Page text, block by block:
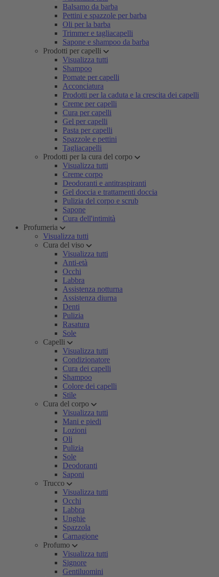
Balsamo da barba
Pettini e spazzole per barba
Oli per la barba
Trimmer e tagliacapelli
Sapone e shampoo da barba
Prodotti per capelli
Visualizza tutti
Shampoo
Pomate per capelli
Acconciatura
Prodotti per la caduta e la crescita dei capelli
Creme per capelli
Cura per capelli
Gel per capelli
Pasta per capelli
Spazzole e pettini
Tagliacapelli
Prodotti per la cura del corpo
Visualizza tutti
Creme corpo
Deodoranti e antitraspiranti
Gel doccia e trattamenti doccia
Pulizia del corpo e scrub
Sapone
Cura dell'intimità
Profumeria
Visualizza tutti
Cura del viso
Visualizza tutti
Anti-età
Occhi
Labbra
Assistenza notturna
Assistenza diurna
Denti
Pulizia
Rasatura
Sole
Capelli
Visualizza tutti
Condizionatore
Cura dei capelli
Shampoo
Colore dei capelli
Stile
Cura del corpo
Visualizza tutti
Mani e piedi
Lozioni
Oli
Pulizia
Sole
Deodoranti
Saponi
Trucco
Visualizza tutti
Occhi
Labbra
Unghie
Spazzola
Carnagione
Profumo
Visualizza tutti
Signore
Gentiluomini